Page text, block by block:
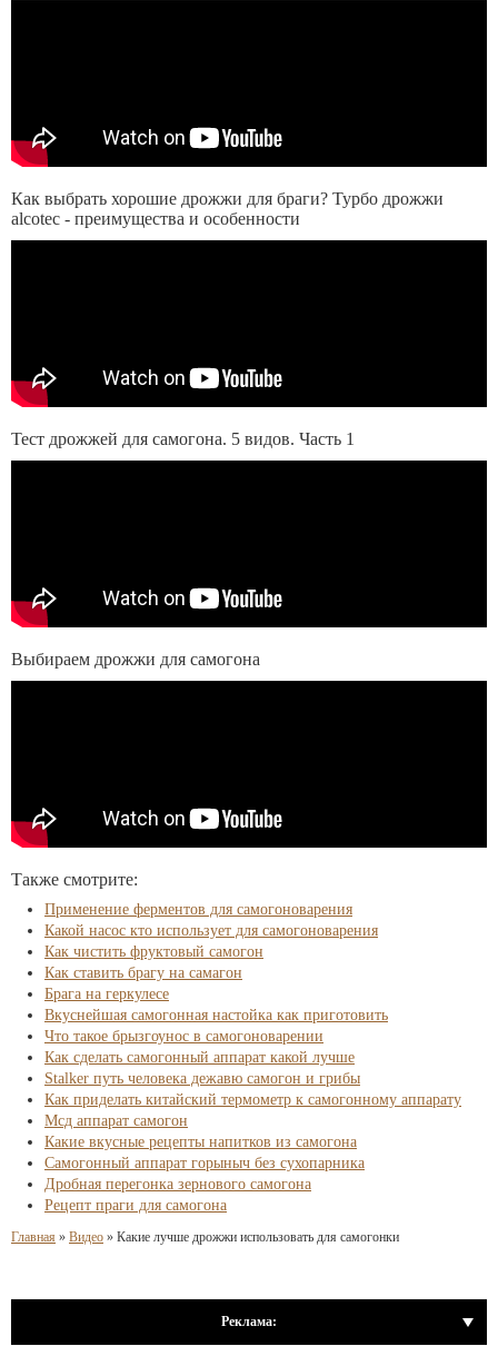
Как выбрать хорошие дрожжи для браги? Турбо дрожжи
alcotec - преимущества и особенности
Тест дрожжей для самогона. 5 видов. Часть 1
Выбираем дрожжи для самогона
Также смотрите:
Применение ферментов для самогоноварения
Какой насос кто использует для самогоноварения
Как чистить фруктовый самогон
Как ставить брагу на самагон
Брага на геркулесе
Вкуснейшая самогонная настойка как приготовить
Что такое брызгоунос в самогоноварении
Как сделать самогонный аппарат какой лучше
Stalker путь человека дежавю самогон и грибы
Как приделать китайский термометр к самогонному аппарату
Мсд аппарат самогон
Какие вкусные рецепты напитков из самогона
Самогонный аппарат горыныч без сухопарника
Дробная перегонка зернового самогона
Рецепт праги для самогона
Главная » Видео » Какие лучше дрожжи использовать для самогонки
Реклама: